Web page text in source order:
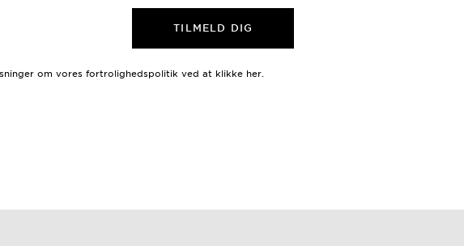
TILMELD DIG
om vores fortrolighedspolitik ved at klikke her.